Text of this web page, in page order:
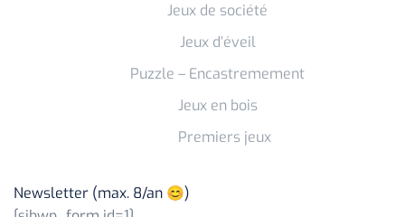
Jeux de société
Jeux d’éveil
Puzzle – Encastremement
Jeux en bois
Premiers jeux
Newsletter (max. 8/an 😊)